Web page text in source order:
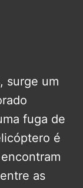
surge um
fuga de
é
as